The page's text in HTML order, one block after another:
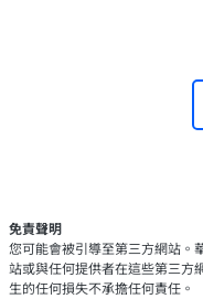
免責聲明
您可能會被引導至第三方網站。
站或與任何提供者在這些第三方
生的任何損失不承擔任何責任。